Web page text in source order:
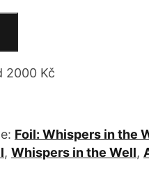
2000 Kč
Foil: Whispers in the
, Whispers in the Well,